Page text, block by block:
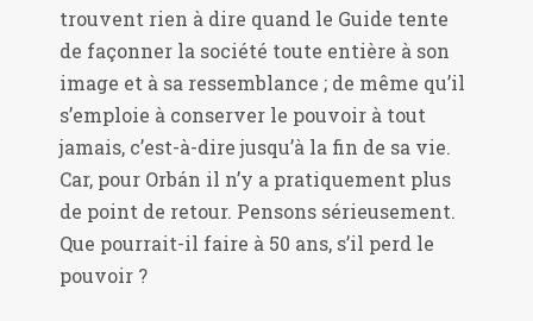
trouvent rien à dire quand le Guide tente
de façonner la société toute entière à son
image et à sa ressemblance ; de même qu’il
s’emploie à conserver le pouvoir à tout
jamais, c’est-à-dire jusqu’à la fin de sa vie.
Car, pour Orbán il n’y a pratiquement plus
de point de retour. Pensons sérieusement.
Que pourrait-il faire à 50 ans, s’il perd le
pouvoir ?